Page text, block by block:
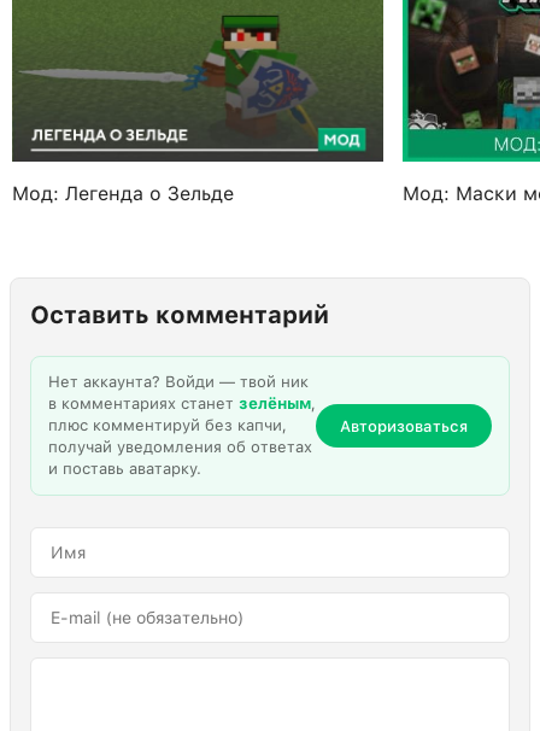
Мод: Легенда о Зельде Мод: Маски
Оставить комментарий
Нет аккаунта? Войди — твой ник
в комментариях станет зелёным,
плюс комментируй без капчи,
получай уведомления об ответах
и поставь аватарку.
Авторизоваться